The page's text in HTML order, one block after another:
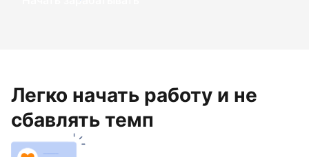
Легко начать работу и не
сбавлять темп